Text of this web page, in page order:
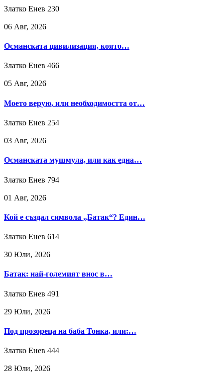
Златко Енев 230
06 Авг, 2026
Османската цивилизация, която…
Златко Енев 466
05 Авг, 2026
Моето верую, или необходимостта от…
Златко Енев 254
03 Авг, 2026
Османската мушмула, или как една…
Златко Енев 794
01 Авг, 2026
Кой е създал символа „Батак“? Един…
Златко Енев 614
30 Юли, 2026
Батак: най-големият внос в…
Златко Енев 491
29 Юли, 2026
Под прозореца на баба Тонка, или:…
Златко Енев 444
28 Юли, 2026